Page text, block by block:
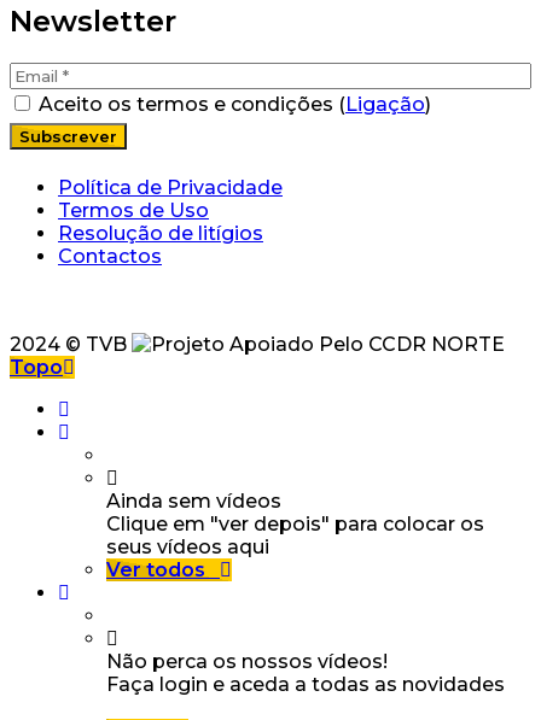
Newsletter
Aceito os termos e condições (Ligação)
Política de Privacidade
Termos de Uso
Resolução de litígios
Contactos
2024 © TVB
Topo
Ainda sem vídeos
Clique em "ver depois" para colocar os
seus vídeos aqui
Ver todos
Não perca os nossos vídeos!
Faça login e aceda a todas as novidades